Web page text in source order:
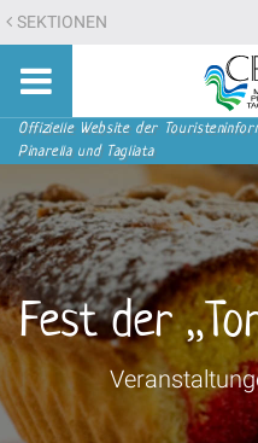
Direkt
zum
Inhalt
Direkt
zur
Navigation
SEKTIONEN
Sito
Cervia,
Milano
Tagliata
Sektionen
Offizielle Website der
Pinarella und Tagliata
Fest der
menu